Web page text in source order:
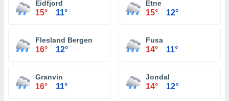
Eidfjord
15° 11°
Etne
15° 12°
Flesland Bergen
16° 12°
Fusa
14° 11°
Granvin
16° 11°
Jondal
14° 12°